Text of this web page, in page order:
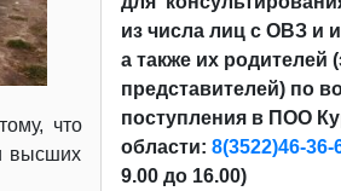
что
высших
из числа лиц с ОВЗ и
а также их родителей
представителей) по
поступления в ПОО
области: 8(3522)46-36-
9.00 до 16.00)